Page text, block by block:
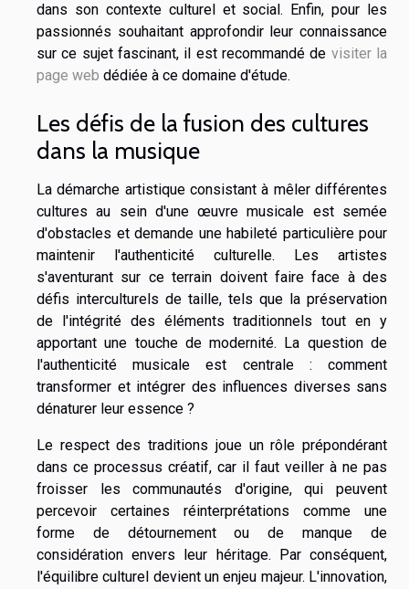
dans son contexte culturel et social. Enfin, pour les
passionnés souhaitant approfondir leur connaissance
sur ce sujet fascinant, il est recommandé de visiter la
page web dédiée à ce domaine d'étude.
Les défis de la fusion des cultures
dans la musique
La démarche artistique consistant à mêler différentes
cultures au sein d'une œuvre musicale est semée
d'obstacles et demande une habileté particulière pour
maintenir l'authenticité culturelle. Les artistes
s'aventurant sur ce terrain doivent faire face à des
défis interculturels de taille, tels que la préservation
de l'intégrité des éléments traditionnels tout en y
apportant une touche de modernité. La question de
l'authenticité musicale est centrale : comment
transformer et intégrer des influences diverses sans
dénaturer leur essence ?
Le respect des traditions joue un rôle prépondérant
dans ce processus créatif, car il faut veiller à ne pas
froisser les communautés d'origine, qui peuvent
percevoir certaines réinterprétations comme une
forme de détournement ou de manque de
considération envers leur héritage. Par conséquent,
l'équilibre culturel devient un enjeu majeur. L'innovation,